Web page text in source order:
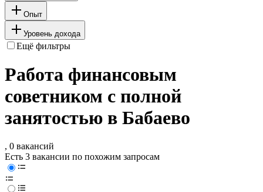
Опыт
Уровень дохода
Ещё фильтры
Работа финансовым
советником с полной
занятостью в Бабаево
, 0 вакансий
Есть 3 вакансии по похожим запросам